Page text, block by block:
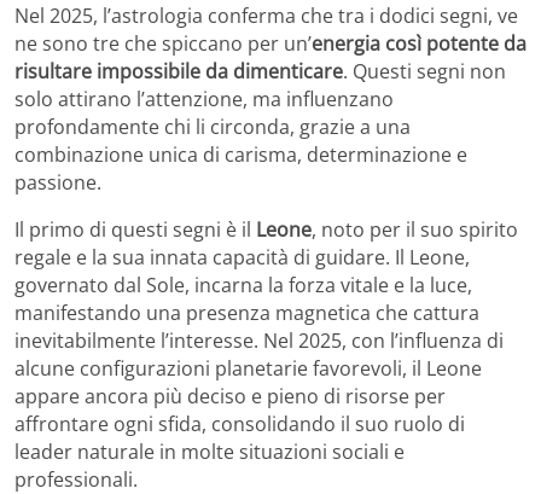
Nel 2025, l’astrologia conferma che tra i dodici segni, ve
ne sono tre che spiccano per un’energia così potente da
risultare impossibile da dimenticare. Questi segni non
solo attirano l’attenzione, ma influenzano
profondamente chi li circonda, grazie a una
combinazione unica di carisma, determinazione e
passione.
Il primo di questi segni è il Leone, noto per il suo spirito
regale e la sua innata capacità di guidare. Il Leone,
governato dal Sole, incarna la forza vitale e la luce,
manifestando una presenza magnetica che cattura
inevitabilmente l’interesse. Nel 2025, con l’influenza di
alcune configurazioni planetarie favorevoli, il Leone
appare ancora più deciso e pieno di risorse per
affrontare ogni sfida, consolidando il suo ruolo di
leader naturale in molte situazioni sociali e
professionali.